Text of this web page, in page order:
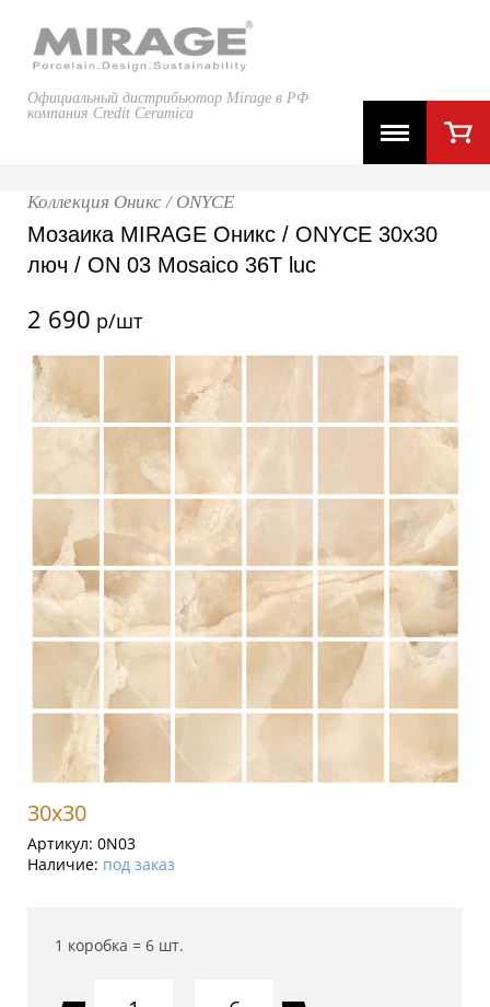
Официальный дистрибьютор Mirage в РФ
компания Credit Ceramica
Коллекция Оникс / ONYCE
Мозаика MIRAGE Оникс / ONYCE 30x30
люч / ON 03 Mosaico 36T luc
2 690 р/шт
30x30
Артикул: 0N03
Наличие: под заказ
1 коробка = 6 шт.